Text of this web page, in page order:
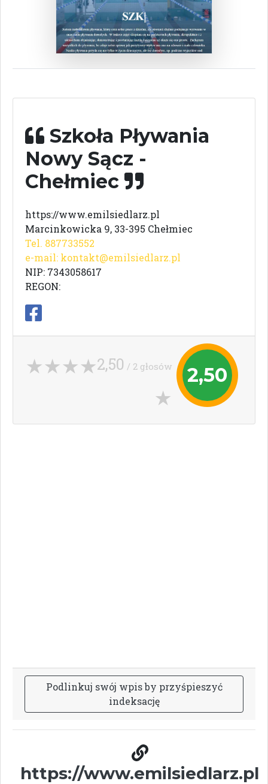
Szkoła Pływania
Nowy Sącz -
Chełmiec
https://www.emilsiedlarz.pl
Marcinkowicka 9, 33-395 Chełmiec
Tel. 887733552
e-mail: kontakt@emilsiedlarz.pl
NIP: 7343058617
REGON:
2,50
2,50 / 2 głosów
Podlinkuj swój wpisby przyśpieszyć
indeksację
https://www.emilsiedlarz.pl